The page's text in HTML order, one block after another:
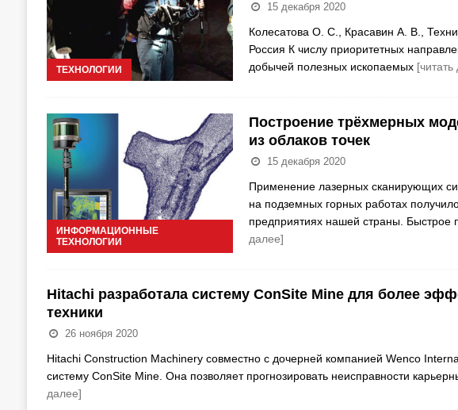
ТЕХНОЛОГИИ
15 декабря 2020
Колесатова О. С., Красавин А. В.,
Россия К числу приоритетных
добычей полезных ископаемых
ИНФОРМАЦИОННЫЕ
ТЕХНОЛОГИИ
Построение трёхмерных
из облаков точек
15 декабря 2020
Применение лазерных сканирующих
на подземных горных работах
предприятиях нашей страны. Быстрое
далее]
Hitachi разработала систему ConSite Mine для более
техники
26 ноября 2020
Hitachi Construction Machinery совместно с дочерней компанией Wenco
систему ConSite Mine. Она позволяет прогнозировать неисправности
далее]